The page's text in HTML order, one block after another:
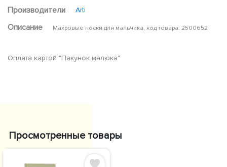
Производители Arti
Описание Махровые носки для мальчика, код товара: 2500652
Оплата картой "Пакунок малюка"
Просмотренные товары